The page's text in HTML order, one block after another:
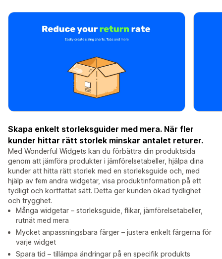
Skapa enkelt storleksguider med mera. När fler
kunder hittar rätt storlek minskar antalet returer.
Med Wonderful Widgets kan du förbättra din produktsida
genom att jämföra produkter i jämförelsetabeller, hjälpa dina
kunder att hitta rätt storlek med en storleksguide och, med
hjälp av fem andra widgetar, visa produktinformation på ett
tydligt och kortfattat sätt. Detta ger kunden ökad tydlighet
och trygghet.
Många widgetar – storleksguide, flikar, jämförelsetabeller,
rutnät med mera
Mycket anpassningsbara färger – justera enkelt färgerna för
varje widget
Spara tid – tillämpa ändringar på en specifik produkts